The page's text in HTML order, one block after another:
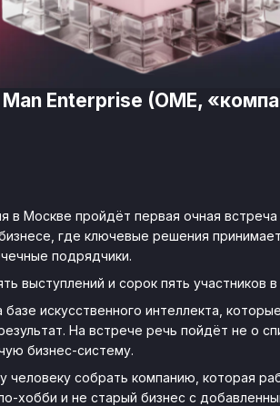
Enterprise (OME,
в Москве пройдёт первая очная встреча
где ключевые решения
подрядчики.
выступлений и сорок пять участников в
искусственного интеллекта,
На встрече речь пойдёт не о
бизнес-систему.
человеку собрать компанию, которая
хобби и не старый бизнес с